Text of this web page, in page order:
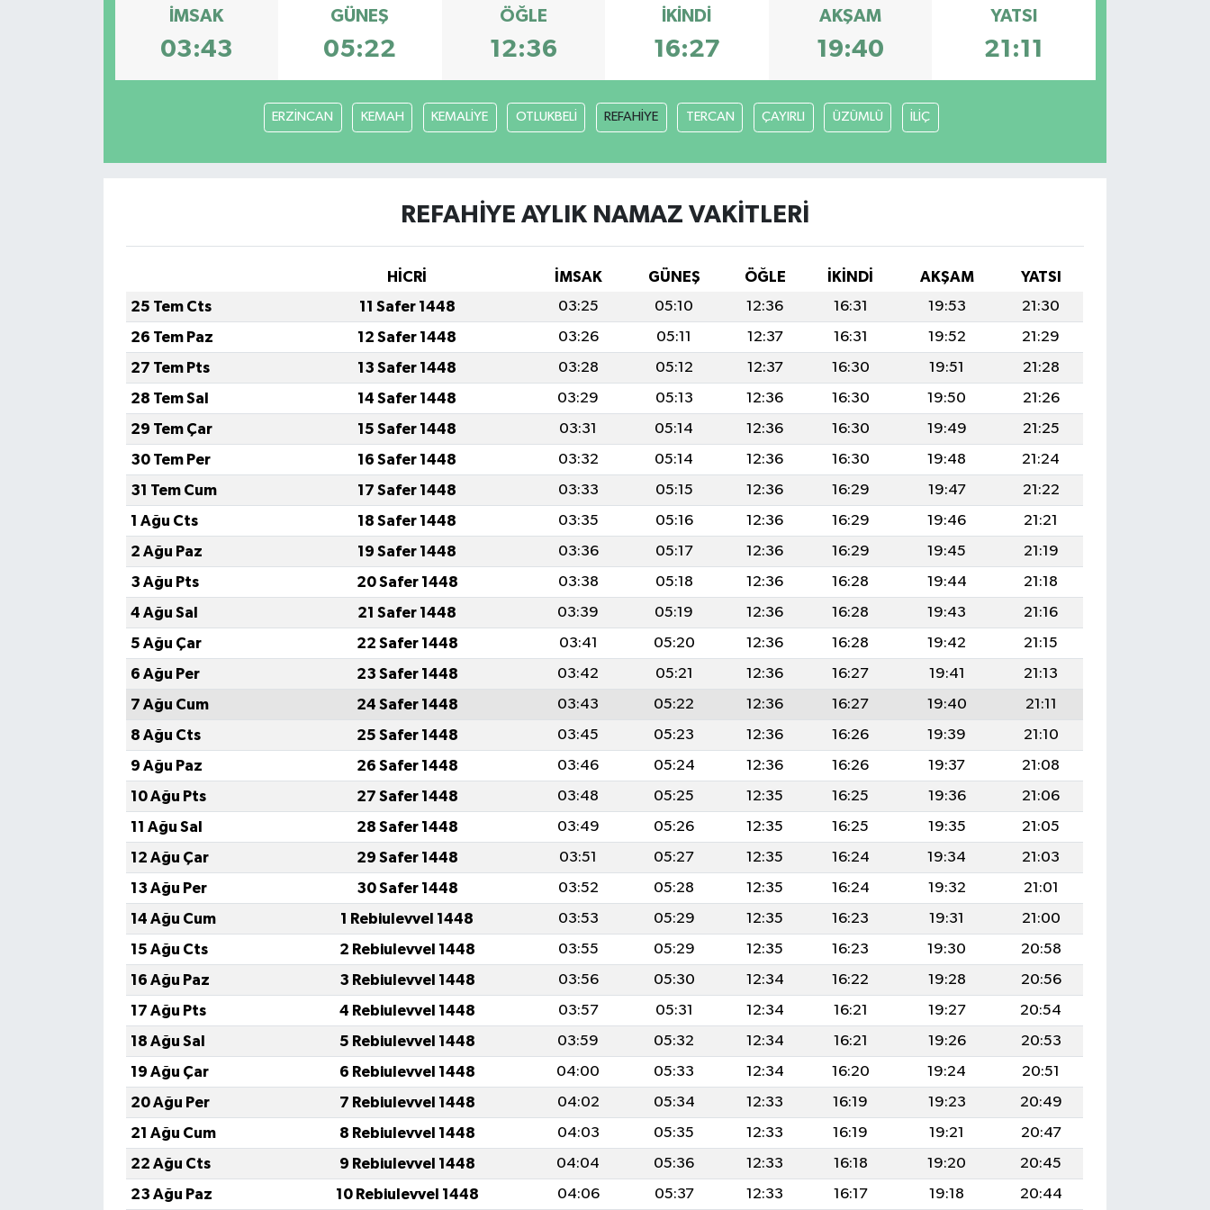
İMSAK
03:43
GÜNEŞ
05:22
ÖĞLE
12:36
İKINDI
16:27
AKŞAM
19:40
YATSI
21:11
ERZİNCAN KEMAH KEMALİYE OTLUKBELİ REFAHİYE TERCAN ÇAYIRLI ÜZÜMLÜ İLİÇ
REFAHİYE AYLIK NAMAZ VAKITLERI
HİCRİ İMSAK GÜNEŞ ÖĞLE İKINDI AKŞAM
YATSI
25 Tem Cts
11 Safer 1448 03:25 05:10 12:36 16:31 19:53
21:30
26 Tem Paz
12 Safer 1448 03:26 05:11 12:37 16:31 19:52
21:29
27 Tem Pts
13 Safer 1448 03:28 05:12 12:37 16:30 19:51
21:28
28 Tem Sal
14 Safer 1448 03:29 05:13 12:36 16:30 19:50
21:26
29 Tem Çar
15 Safer 1448 03:31 05:14 12:36 16:30 19:49
21:25
30 Tem Per
16 Safer 1448 03:32 05:14 12:36 16:30 19:48
21:24
31 Tem Cum
17 Safer 1448 03:33 05:15 12:36 16:29 19:47
21:22
1 Ağu Cts
18 Safer 1448 03:35 05:16 12:36 16:29 19:46
21:21
2 Ağu Paz
19 Safer 1448 03:36 05:17 12:36 16:29 19:45
21:19
3 Ağu Pts
20 Safer 1448 03:38 05:18 12:36 16:28 19:44
21:18
4 Ağu Sal
21 Safer 1448 03:39 05:19 12:36 16:28 19:43
21:16
5 Ağu Çar
22 Safer 1448 03:41 05:20 12:36 16:28 19:42
21:15
6 Ağu Per
23 Safer 1448 03:42 05:21 12:36 16:27 19:41
21:13
7 Ağu Cum
24 Safer 1448 03:43 05:22 12:36 16:27 19:40
21:11
8 Ağu Cts
25 Safer 1448 03:45 05:23 12:36 16:26 19:39
21:10
9 Ağu Paz
26 Safer 1448 03:46 05:24 12:36 16:26 19:37
21:08
10 Ağu Pts
27 Safer 1448 03:48 05:25 12:35 16:25 19:36
21:06
11 Ağu Sal
28 Safer 1448 03:49 05:26 12:35 16:25 19:35
21:05
12 Ağu Çar
29 Safer 1448 03:51 05:27 12:35 16:24 19:34
21:03
13 Ağu Per
30 Safer 1448 03:52 05:28 12:35 16:24 19:32
21:01
14 Ağu Cum
1 Rebiulevvel 1448 03:53 05:29 12:35 16:23 19:31
21:00
15 Ağu Cts
2 Rebiulevvel 1448 03:55 05:29 12:35 16:23 19:30
20:58
16 Ağu Paz
3 Rebiulevvel 1448 03:56 05:30 12:34 16:22 19:28
20:56
17 Ağu Pts
4 Rebiulevvel 1448 03:57 05:31 12:34 16:21 19:27
20:54
18 Ağu Sal
5 Rebiulevvel 1448 03:59 05:32 12:34 16:21 19:26
20:53
19 Ağu Çar
6 Rebiulevvel 1448 04:00 05:33 12:34 16:20 19:24
20:51
20 Ağu Per
7 Rebiulevvel 1448 04:02 05:34 12:33 16:19 19:23
20:49
21 Ağu Cum
8 Rebiulevvel 1448 04:03 05:35 12:33 16:19 19:21
20:47
22 Ağu Cts
9 Rebiulevvel 1448 04:04 05:36 12:33 16:18 19:20
20:45
23 Ağu Paz
10 Rebiulevvel 1448 04:06 05:37 12:33 16:17 19:18 20:44